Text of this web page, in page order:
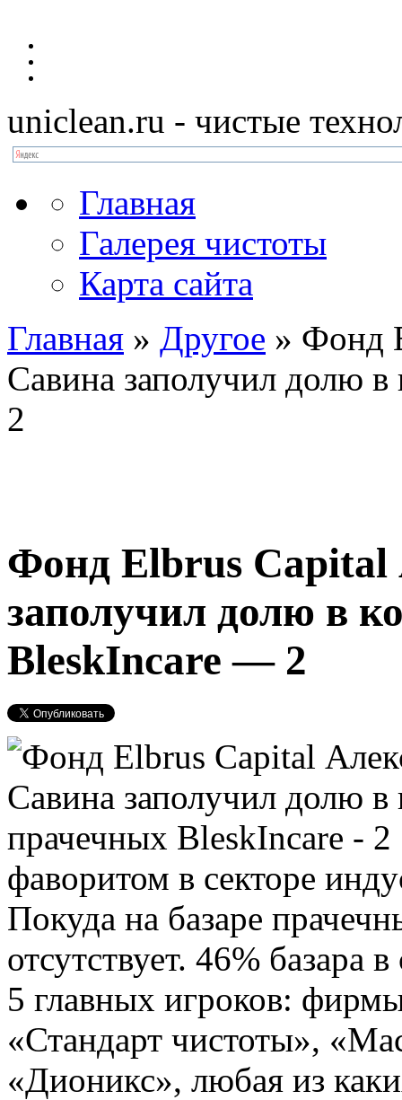
uniclean.ru - чистые
Главная
Галерея чистоты
Карта сайта
Главная » Другое » Фонд
Савина заполучил долю
2
Фонд Elbrus Capital
заполучил долю в
BleskIncare — 2
фаворитом в секторе
Покуда на базаре
отсутствует. 46% базара
5 главных игроков:
«Стандарт чистоты»,
«Дионикс», любая из